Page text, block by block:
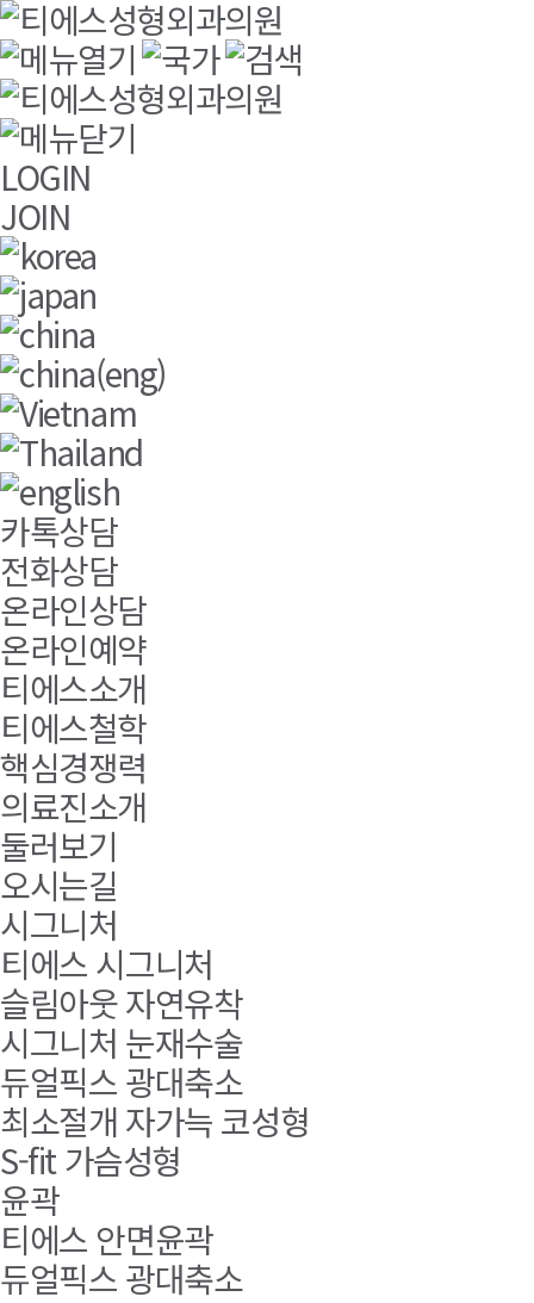
본문바로가기
주요메뉴바로가기
LOGIN
JOIN
카톡상담
전화상담
온라인상담
온라인예약
티에스소개
티에스철학
핵심경쟁력
의료진소개
둘러보기
오시는길
시그니처
티에스 시그니처
슬림아웃 자연유착
시그니처 눈재수술
듀얼픽스 광대축소
최소절개 자가늑 코성형
S-fit 가슴성형
윤곽
티에스 안면윤곽
듀얼픽스 광대축소